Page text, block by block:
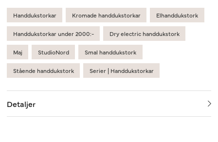
Handdukstorkar Kromade handdukstorkar Elhanddukstork
Handdukstorkar under 2000:- Dry electric handdukstork
Maj StudioNord Smal handdukstork
Stående handdukstork Serier | Handdukstorkar
Detaljer